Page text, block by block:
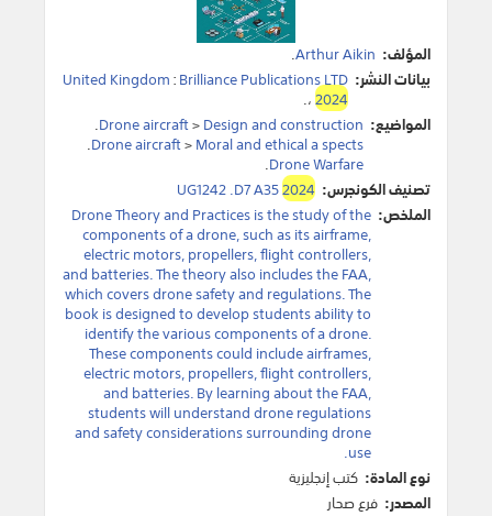
المؤلف: Arthur Aikin
.
بيانات النشر:
United Kingdom:Brilliance Publications LTD
،2024
.
المواضيع:
Drone aircraft>Design and construction
.
Drone aircraft>Moral and ethical a spects
.
Drone Warfare
.
تصنيف الكونجرس:
UG1242 .D7 A352024
الملخص: Drone Theory and Practices is the study of the
components of a drone, such as its airframe,
electric motors, propellers, flight controllers,
and batteries. The theory also includes the FAA,
which covers drone safety and regulations. The
book is designed to develop students ability to
identify the various components of a drone.
These components could include airframes,
electric motors, propellers, flight controllers,
and batteries. By learning about the FAA,
students will understand drone regulations
and safety considerations surrounding drone
use.
نوع المادة: كتب إنجليزية
المصدر: فرع صحار